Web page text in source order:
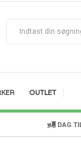
OUTLET
DAG